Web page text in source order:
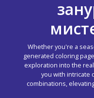
Whether you're a
generated coloring
exploration into the
you with intricate
combinations,